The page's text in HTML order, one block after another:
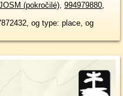
(pokročilé), 994979880,
og type: place, og